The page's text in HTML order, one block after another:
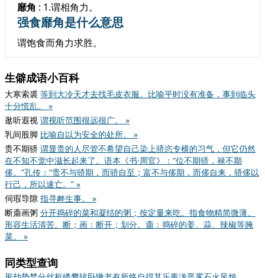
靡角 : 1.谓相角力。
强食靡角是什么意思
谓饱食而角力求胜。
生僻成语小百科
大寒索裘 等到大冷天才去找毛皮衣服。比喻平时没有准备，事到临头
十分慌乱。 »
逖听遐视 谓视听范围很远很广。 »
乳间股脚 比喻自以为安全的处所。 »
贵不期骄 谓显贵的人尽管不希望自己染上骄恣专横的习气，但它仍然
在不知不觉中滋长起来了。语本《书·周官》：“位不期骄，禄不期
侈。”孔传：“贵不与骄期，而骄自至；富不与侈期，而侈自来，骄侈以
行己，所以速亡。” »
伺瑕导隙 指寻衅生事。 »
断齑画粥 分开捣碎的菜和凝结的粥；按定量来吃。指食物精简微薄。
形容生活清苦。断；画：断开；划分。齑：捣碎的姜、蒜、辣椒等腌
菜。 »
同类型查询